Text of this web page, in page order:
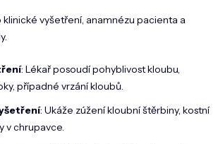
vyšetření, anamnézu pacienta a
: Lékař posoudí pohyblivost kloubu,
případné vrzání kloubů.
: Ukáže zúžení kloubní štěrbiny, kostní
v chrupavce.